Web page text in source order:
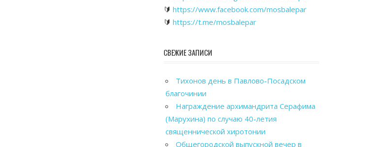
🔰 https://www.facebook.com/mosbalepar
🔰 https://t.me/mosbalepar
СВЕЖИЕ ЗАПИСИ
Тихонов день в Павлово-Посадском
благочинии
Награждение архимандрита Серафима
(Марухина) по случаю 40-летия
священнической хиротонии
Общегородской выпускной вечер в